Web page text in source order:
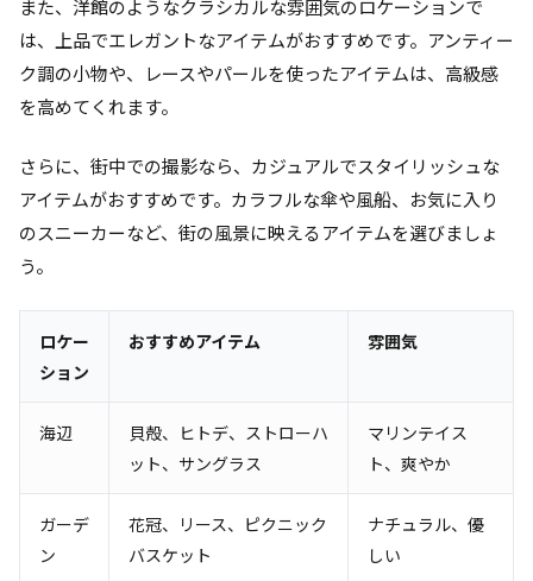
また、洋館のようなクラシカルな雰囲気のロケーションで
は、上品でエレガントなアイテムがおすすめです。アンティー
ク調の小物や、レースやパールを使ったアイテムは、高級感
を高めてくれます。
さらに、街中での撮影なら、カジュアルでスタイリッシュな
アイテムがおすすめです。カラフルな傘や風船、お気に入り
のスニーカーなど、街の風景に映えるアイテムを選びましょ
う。
ロケー
ション
おすすめアイテム 雰囲気
海辺
貝殻、ヒトデ、ストローハ
ット、サングラス
マリンテイス
ト、爽やか
ガーデ
ン
花冠、リース、ピクニック
バスケット
ナチュラル、優
しい